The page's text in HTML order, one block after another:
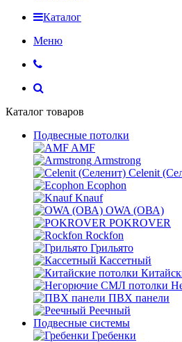
Каталог
Меню
Каталог товаров
Подвесные потолки
AMF
Armstrong
Celenit
Ecophon
Knauf
OWA (ОВА)
POKROVER
Rockfon
Грильято
Кассетный
ПВХ панели
Реечный
Подвесные системы
Гребенки